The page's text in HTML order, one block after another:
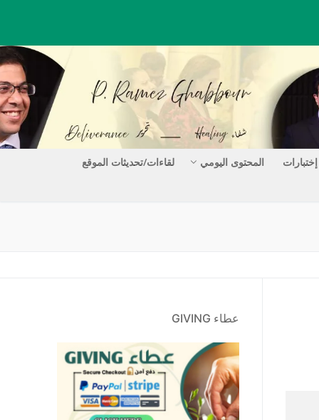
إختبارات المحتوى اليومي
لقاءات/تحديثات الموقع
عطاء GIVING